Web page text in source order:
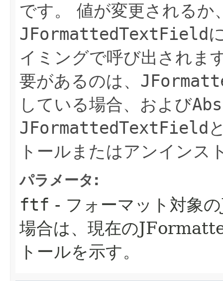
です。
値が変更されるか
JFormattedTextField
イミングで呼び出されま
要があるのは、
している場合、および
JFormattedTextField
トールまたはアンインス
パラメータ:
ftf - フォーマット対象
場合は、現在の
トールを示す。